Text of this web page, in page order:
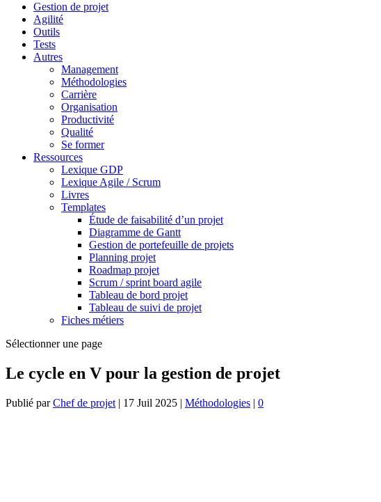
Gestion de projet
Agilité
Outils
Tests
Autres
Management
Méthodologies
Carrière
Organisation
Productivité
Qualité
Se former
Ressources
Lexique GDP
Lexique Agile / Scrum
Livres
Templates
Étude de faisabilité d’un projet
Diagramme de Gantt
Gestion de portefeuille de projets
Planning projet
Roadmap projet
Scrum / sprint board agile
Tableau de bord projet
Tableau de suivi de projet
Fiches métiers
Sélectionner une page
Le cycle en V pour la gestion de projet
Publié parChef de projet | 17 Juil 2025 | Méthodologies | 0